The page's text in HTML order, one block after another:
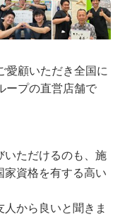
愛顧いただき全国に
ープの直営店舗で
いただけるのも、施
家資格を有する高い
人から良いと聞きま